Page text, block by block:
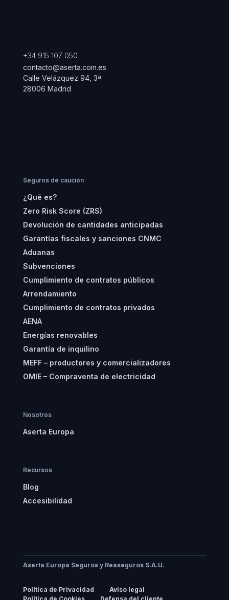
+34 915 107 050
contacto@aserta.com.es
Calle Velázquez 94, 3ª
28006 Madrid
Seguros de caución
¿Qué es?
Zero Risk Score (ZRS)
Devolución de cantidades anticipadas
Garantías fiscales y sanciones CNMC
Aduanas
Subvenciones
Cumplimiento de contratos públicos
Arrendamiento
Cumplimiento de contratos privados
AENA
Energías renovables
Garantía de inquilino
MEFF – productores y comercializadores
OMIE – Compraventa de electricidad
Nosotros
Aserta Europa
Recursos
Blog
Accesibilidad
Aserta Europa Seguros y Reaseguros S.A.U.
Política de Privacidad
Aviso legal